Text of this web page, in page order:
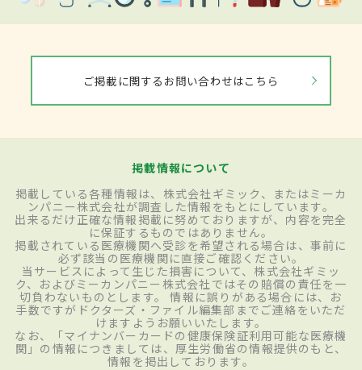
ご掲載に関するお問い合わせはこちら
掲載情報について
掲載している各種情報は、株式会社ギミック、またはミーカ
ンパニー株式会社が調査した情報をもとにしています。
出来るだけ正確な情報掲載に努めておりますが、内容を完全
に保証するものではありません。
掲載されている医療機関へ受診を希望される場合は、事前に
必ず該当の医療機関に直接ご確認ください。
当サービスによって生じた損害について、株式会社ギミッ
ク、およびミーカンパニー株式会社ではその賠償の責任を一
切負わないものとします。 情報に誤りがある場合には、お
手数ですがドクターズ・ファイル編集部までご連絡をいただ
けますようお願いいたします。
なお、「マイナンバーカードの健康保険証利用可能な医療機
関」の情報につきましては、厚生労働省の情報提供のもと、
情報を掲出しております。